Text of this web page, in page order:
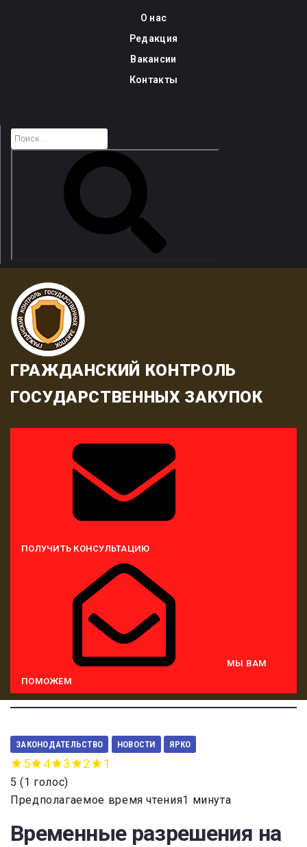
О нас
Редакция
Вакансии
Контакты
ГРАЖДАНСКИЙ КОНТРОЛЬ
ГОСУДАРСТВЕННЫХ ЗАКУПОК
ПОЛУЧИТЬ КОНСУЛЬТАЦИЮ
МЫ ВАМ
ПОМОЖЕМ
ЗАКОНОДАТЕЛЬСТВО НОВОСТИ ЯРКО
5 4 3 2 1
5 (1 голос)
Предполагаемое время чтения1 минута
Временные разрешения на